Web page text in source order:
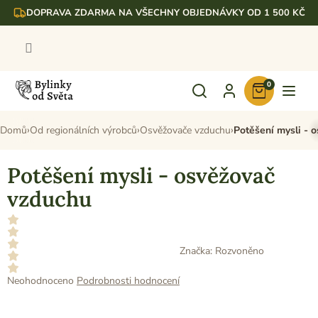
Přejít DOPRAVA ZDARMA NA VŠECHNY OBJEDNÁVKY OD 1 500 KČ
Nákupní
košík
0
Domů Od regionálních výrobců Osvěžovače vzduchu Potěšení mysli -
Potěšení mysli - osvěžovač
vzduchu
Průměrné
Neohodnoceno Podrobnosti hodnocení
Značka: Rozvoněno